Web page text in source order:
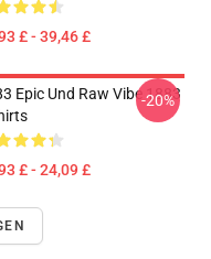
£ - 39,46 £
Epic Und Raw Vibe 1883
£ - 24,09 £
-20%